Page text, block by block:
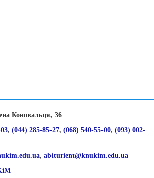
Коновальця, 36
, (044) 285-85-27, (068) 540-55-00, (093) 002-
, abiturient@knukim.edu.ua